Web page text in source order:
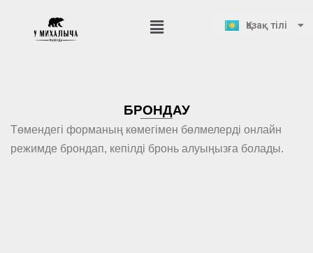
Қазақ тілі
English
БРОНДАУ
Төмендегі форманың көмегімен бөлмелерді онлайн
режимде брондап, кепілді бронь алуыңызға болады.